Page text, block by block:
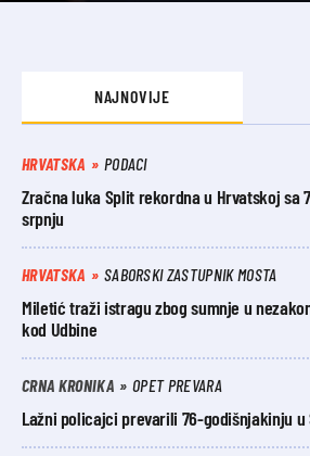
NAJNOVIJE
HRVATSKA PODACI
Zračna luka Split rekordna u Hrvatskoj sa
srpnju
HRVATSKA SABORSKI ZASTUPNIK MOSTA
Miletić traži istragu zbog sumnje u
kod Udbine
CRNA KRONIKA OPET PREVARA
Lažni policajci prevarili 76-godišnjakinju u